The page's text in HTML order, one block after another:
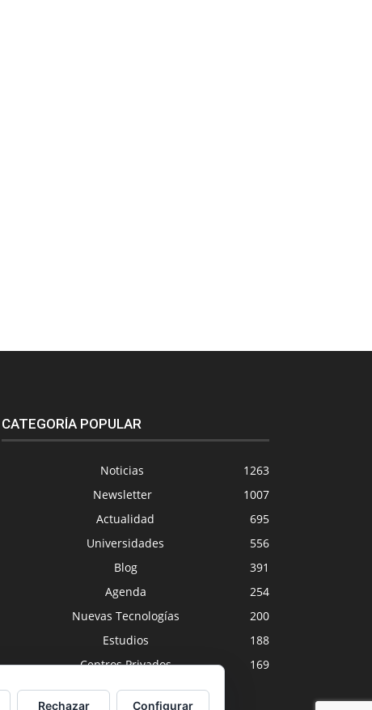
CATEGORÍA POPULAR
Noticias
1263
Newsletter
1007
Actualidad
695
Universidades
556
Blog
391
Agenda
254
Nuevas Tecnologías
200
Estudios
188
Centros Privados
169
Rechazar Configurar